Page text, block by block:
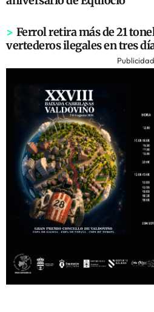
> Ferrol retira más de 21
vertederos ilegales en tres
Publicidad